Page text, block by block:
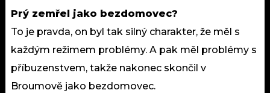
Prý zemřel jako bezdomovec?
To je pravda, on byl tak silný charakter, že měl s
každým režimem problémy. A pak měl problémy s
příbuzenstvem, takže nakonec skončil v
Broumově jako bezdomovec.